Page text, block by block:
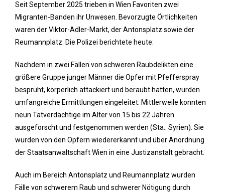
Seit September 2025 trieben in Wien Favoriten zwei
Migranten-Banden ihr Unwesen. Bevorzugte Örtlichkeiten
waren der Viktor-Adler-Markt, der Antonsplatz sowie der
Reumannplatz. Die Polizei berichtete heute:
Nachdem in zwei Fällen von schweren Raubdelikten eine
größere Gruppe junger Männer die Opfer mit Pfefferspray
besprüht, körperlich attackiert und beraubt hatten, wurden
umfangreiche Ermittlungen eingeleitet. Mittlerweile konnten
neun Tatverdächtige im Alter von 15 bis 22 Jahren
ausgeforscht und festgenommen werden (Sta.: Syrien). Sie
wurden von den Opfern wiedererkannt und über Anordnung
der Staatsanwaltschaft Wien in eine Justizanstalt gebracht.
Auch im Bereich Antonsplatz und Reumannplatz wurden
Fälle von schwerem Raub und schwerer Nötigung durch